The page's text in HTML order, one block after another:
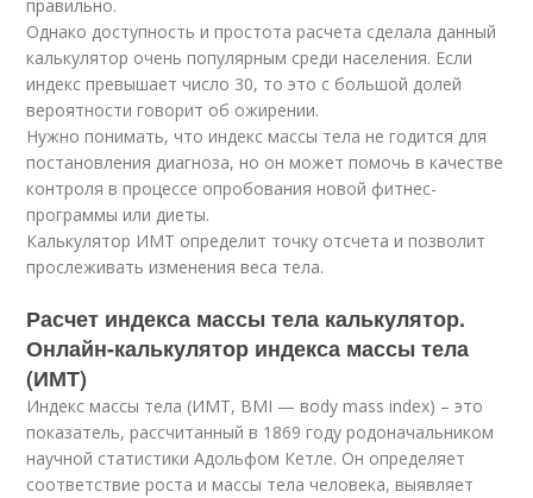
правильно.
Однако доступность и простота расчета сделала данный
калькулятор очень популярным среди населения. Если
индекс превышает число 30, то это с большой долей
вероятности говорит об ожирении.
Нужно понимать, что индекс массы тела не годится для
постановления диагноза, но он может помочь в качестве
контроля в процессе опробования новой фитнес-
программы или диеты.
Калькулятор ИМТ определит точку отсчета и позволит
прослеживать изменения веса тела.
Расчет индекса массы тела калькулятор.
Онлайн-калькулятор индекса массы тела
(ИМТ)
Индекс массы тела (ИМТ, BMI — вody mass index) – это
показатель, рассчитанный в 1869 году родоначальником
научной статистики Адольфом Кетле. Он определяет
соответствие роста и массы тела человека, выявляет